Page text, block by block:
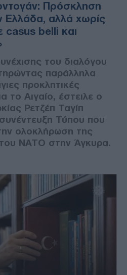
Πρόσκληση
Ελλάδα, αλλά χωρίς
casus belli και
του διαλόγου
παράλληλα
προκλητικές
το Αιγαίο, έστειλε ο
Ρετζέπ Ταγίπ
Τύπου που
ολοκλήρωση της
ΝΑΤΟ στην Άγκυρα.